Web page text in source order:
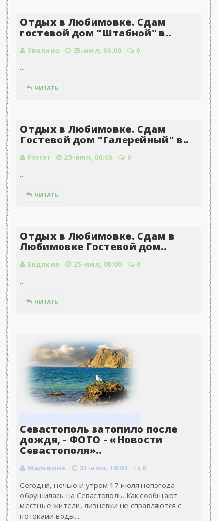
Отдых в Любимовке. Сдам
гостевой дом "Штабной" в..
Эвелина 25-июл, 06:00 0
...
ЧИТАТЬ
Отдых в Любимовке. Сдам
Гостевой дом "Галерейный" в..
Porter 25-июл, 06:00 0
...
ЧИТАТЬ
Отдых в Любимовке. Сдам в
Любимовке Гостевой дом..
Евдокия 25-июл, 06:00 0
...
ЧИТАТЬ
Севастополь затопило после
дождя, - ФОТО - «Новости
Севастополя»..
Мальвина 21-июл, 18:04 0
Сегодня, ночью и утром 17 июля непогода
обрушилась на Севастополь. Как сообщают
местные жители, ливневки не справляются с
потоками воды...